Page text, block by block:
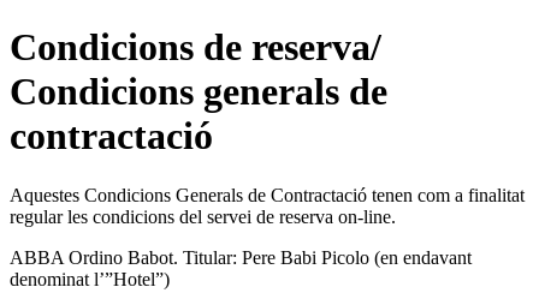
Condicions de reserva/
Condicions generals de
contractació
Aquestes Condicions Generals de Contractació tenen com a finalitat
regular les condicions del servei de reserva on-line.
ABBA Ordino Babot. Titular: Pere Babi Picolo (en endavant
denominat l’”Hotel”)